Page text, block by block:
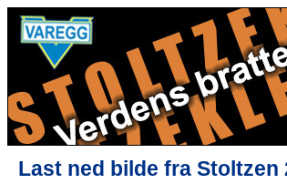
Last ned bilde fra Stoltzen